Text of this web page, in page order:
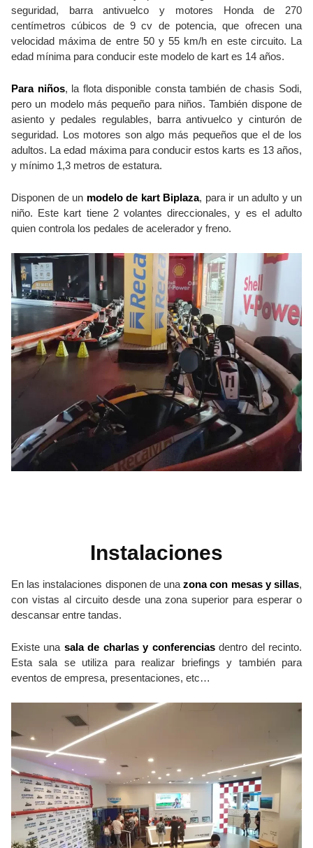
seguridad, barra antivuelco y motores Honda de 270
centímetros cúbicos de 9 cv de potencia, que ofrecen una
velocidad máxima de entre 50 y 55 km/h en este circuito. La
edad mínima para conducir este modelo de kart es 14 años.
Para niños, la flota disponible consta también de chasis Sodi,
pero un modelo más pequeño para niños. También dispone de
asiento y pedales regulables, barra antivuelco y cinturón de
seguridad. Los motores son algo más pequeños que el de los
adultos. La edad máxima para conducir estos karts es 13 años,
y mínimo 1,3 metros de estatura.
Disponen de un modelo de kart Biplaza, para ir un adulto y un
niño. Este kart tiene 2 volantes direccionales, y es el adulto
quien controla los pedales de acelerador y freno.
Instalaciones
En las instalaciones disponen de unazona con mesas y sillas,
con vistas al circuito desde una zona superior para esperar o
descansar entre tandas.
Existe una sala de charlas y conferenciasdentro del recinto.
Esta sala se utiliza para realizar briefings y también para
eventos de empresa, presentaciones, etc…